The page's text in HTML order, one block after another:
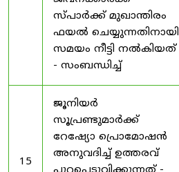
സ്പാർക്ക് മുഖാന്തിരം
ഫയൽ ചെയ്യുന്നതിനായി
സമയം നീട്ടി നൽകിയത്
- സംബന്ധിച്ച്
15
ജൂനിയർ
സൂപ്രണ്ടുമാർക്ക്
റേഷ്യോ പ്രൊമോഷൻ
അനുവദിച്ച് ഉത്തരവ്